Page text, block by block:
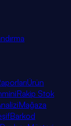
Ürün
Rakip Stok
Mağaza
Barkod